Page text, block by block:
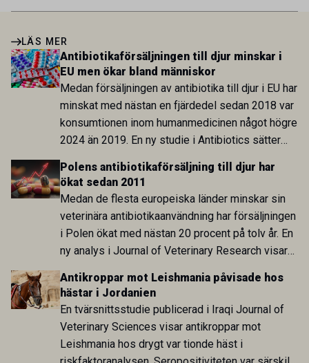
LÄS MER
Antibiotikaförsäljningen till djur minskar i
EU men ökar bland människor
Medan försäljningen av antibiotika till djur i EU har
minskat med nästan en fjärdedel sedan 2018 var
konsumtionen inom humanmedicinen något högre
2024 än 2019. En ny studie i Antibiotics sätter
utvecklingen inom de båda sektorerna sida vid
sida och pekar på en obalans i EU:s One Health-
arbete.
Polens antibiotikaförsäljning till djur har
ökat sedan 2011
Medan de flesta europeiska länder minskar sin
veterinära antibiotikaanvändning har försäljningen
i Polen ökat med nästan 20 procent på tolv år. En
ny analys i Journal of Veterinary Research visar
att skillnaden mot lågförbrukarländer som
Sverige är fortsatt stor.
Antikroppar mot Leishmania påvisade hos
hästar i Jordanien
En tvärsnittsstudie publicerad i Iraqi Journal of
Veterinary Sciences visar antikroppar mot
Leishmania hos drygt var tionde häst i